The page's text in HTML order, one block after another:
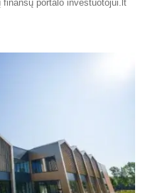
portalo investuotojui.lt